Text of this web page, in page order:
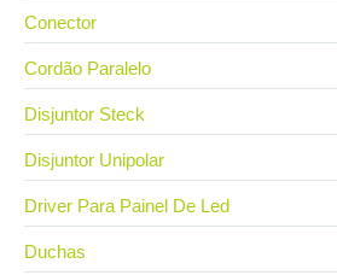
Conector
Cordão Paralelo
Disjuntor Steck
Disjuntor Unipolar
Driver Para Painel De Led
Duchas